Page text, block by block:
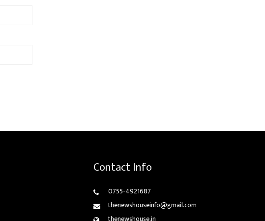
Contact Info
0755-4921687
thenewshouseinfo@gmail.com